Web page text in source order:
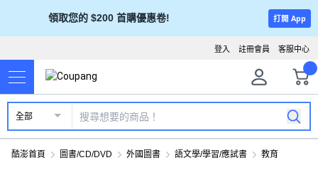
領取您的 $200 首購優惠卷! 打開 App
客服中心
註冊會員
登入
全部
酷澎首頁 圖書/CD/DVD 外國圖書 語文學/學習/應試書 教育